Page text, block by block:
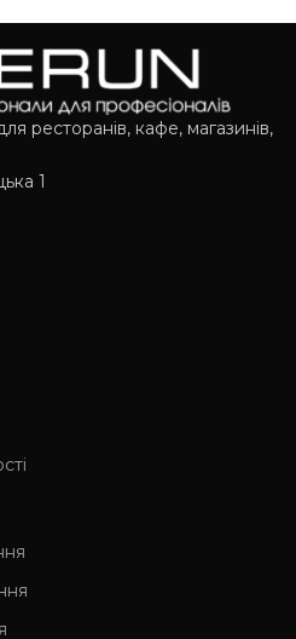
ресторанів, кафе, магазинів,
1